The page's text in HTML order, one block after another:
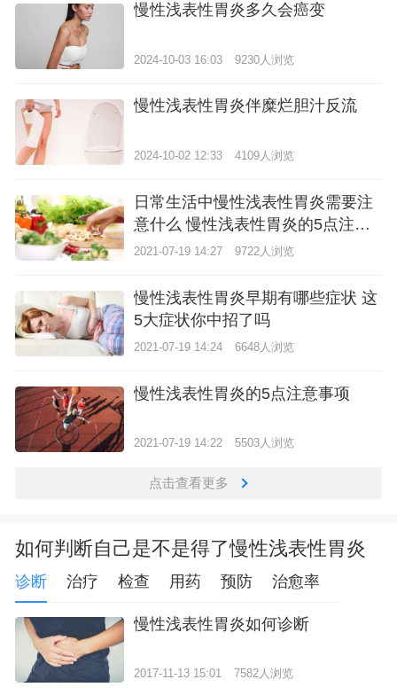
慢性浅表性胃炎多久会癌变
2024-10-03 16:03 9230人浏览
慢性浅表性胃炎伴糜烂胆汁反流
2024-10-02 12:33 4109人浏览
日常生活中慢性浅表性胃炎需要注
意什么 慢性浅表性胃炎的5点注意
事项
2021-07-19 14:27 9722人浏览
慢性浅表性胃炎早期有哪些症状 这
5大症状你中招了吗
2021-07-19 14:24 6648人浏览
慢性浅表性胃炎的5点注意事项
2021-07-19 14:22 5503人浏览
点击查看更多
如何判断自己是不是得了慢性浅表性胃炎
诊断 治疗 检查 用药 预防 治愈率
慢性浅表性胃炎如何诊断
2017-11-13 15:01 7582人浏览